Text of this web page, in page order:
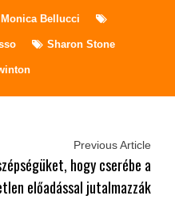
Monica Bellucci
Sharon Stone
Previous Article
hogy cserébe a
előadással jutalmazzák